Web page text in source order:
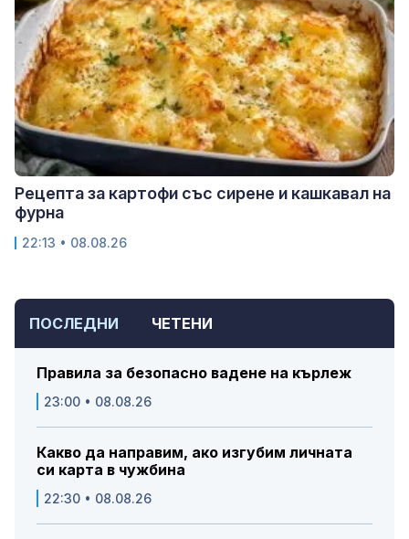
ПОСЛЕДНИ ЧЕТЕНИ
Правила за безопасно вадене на кърлеж
23:00 • 08.08.26
Какво да направим, ако изгубим личната
си карта в чужбина
22:30 • 08.08.26
Рецепта за картофи със сирене и кашкавал на
фурна
22:13 • 08.08.26